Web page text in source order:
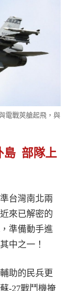
電戰莢艙起飛，與
島 部隊上
台灣南北兩
來已解密的
準備動手進
中之一！
助的民兵更
-27戰鬥機掩